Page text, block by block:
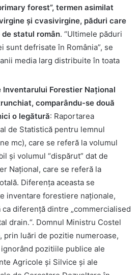
forest”, termen asimilat
și cvasivirgine, păduri care
statul român. “Ultimele păduri
sunt defrisate în România”, se
media larg distribuite în toata
Inventarului Forestier Național
comparându-se două
o legătură: Raportarea
de Statistică pentru lemnul
mc), care se referă la volumul
și volumul “dispărut” dat de
Național, care se referă la
Diferența aceasta se
inventare forestiere naționale,
diferență dintre „commercialised
drain.“. Domnul Ministru Costel
prin luări de pozitie numeroase,
pozitiile publice ale
Agricole și Silvice și ale